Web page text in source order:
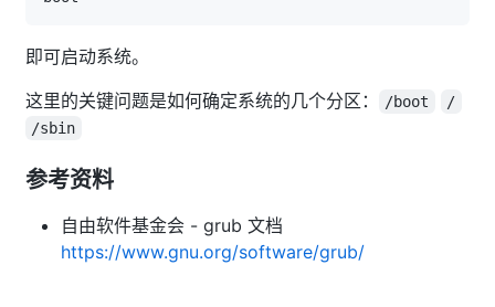
即可启动系统。
这里的关键问题是如何确定系统的几个分区：
/boot
/
/sbin
参考资料
自由软件基金会 - grub 文档
https://www.gnu.org/software/grub/